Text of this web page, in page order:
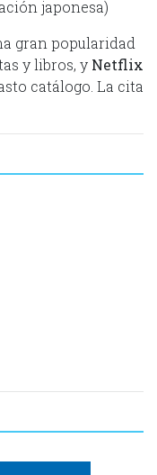
japonesa)
gran popularidad
y libros, y Netflix
catálogo. La cita